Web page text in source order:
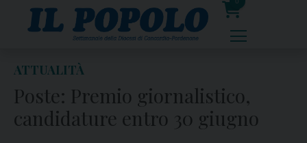
0
prodotti
ATTUALITÀ
Poste: Premio giornalistico,
candidature entro 30 giugno